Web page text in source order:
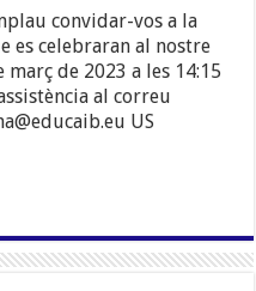
convidar-vos a la
es celebraran al nostre
de 2023 a les 14:15
al correu
US